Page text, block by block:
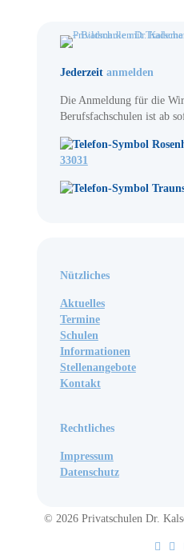
Jederzeit anmelden
Die Anmeldung für die
Berufsfachschulen ist ab
33031
Nützliches
Aktuelles
Termine
Schulen
Informationen
Stellenangebote
Kontakt
Rechtliches
Impressum
Datenschutz
© 2026 Privatschulen Dr.